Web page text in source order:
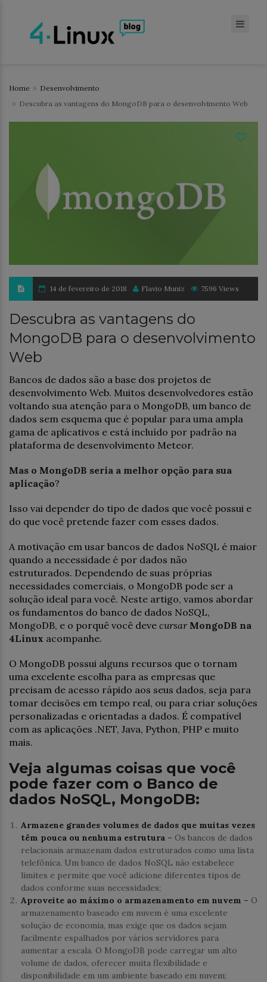
Home
Desenvolvimento
Descubra as vantagens do MongoDB para o desenvolvimento Web
14 de fevereiro de 2018 Flavio Muniz 7596 Views
Descubra as vantagens do
MongoDB para o desenvolvimento
Web
Bancos de dados são a base dos projetos de
desenvolvimento Web. Muitos desenvolvedores estão
voltando sua atenção para o MongoDB, um banco de
dados sem esquema que é popular para uma ampla
gama de aplicativos e está incluído por padrão na
plataforma de desenvolvimento Meteor.
Mas o MongoDB seria a melhor opção para sua
aplicação?
Isso vai depender do tipo de dados que você possui e
do que você pretende fazer com esses dados.
A motivação em usar bancos de dados NoSQL é maior
quando a necessidade é por dados não
estruturados. Dependendo de suas próprias
necessidades comerciais, o MongoDB pode ser a
solução ideal para você. Neste artigo, vamos abordar
os fundamentos do banco de dados NoSQL,
MongoDB, e o porquê você deve cursar MongoDB na
4Linux acompanhe.
O MongoDB possui alguns recursos que o tornam
uma excelente escolha para as empresas que
precisam de acesso rápido aos seus dados, seja para
tomar decisões em tempo real, ou para criar soluções
personalizadas e orientadas a dados. É compatível
com as aplicações .NET, Java, Python, PHP e muito
mais.
Veja algumas coisas que você
pode fazer com o Banco de
dados NoSQL, MongoDB:
Armazene grandes volumes de dados que muitas vezes
têm pouca ou nenhuma estrutura – Os bancos de dados
relacionais armazenam dados estruturados como uma lista
telefônica. Um banco de dados NoSQL não estabelece
limites e permite que você adicione diferentes tipos de
dados conforme suas necessidades;
Aproveite ao máximo o armazenamento em nuvem – O
armazenamento baseado em nuvem é uma excelente
solução de economia, mas exige que os dados sejam
facilmente espalhados por vários servidores para
aumentar a escala. O MongoDB pode carregar um alto
volume de dados, oferecer muita flexibilidade e
disponibilidade em um ambiente baseado em nuvem;